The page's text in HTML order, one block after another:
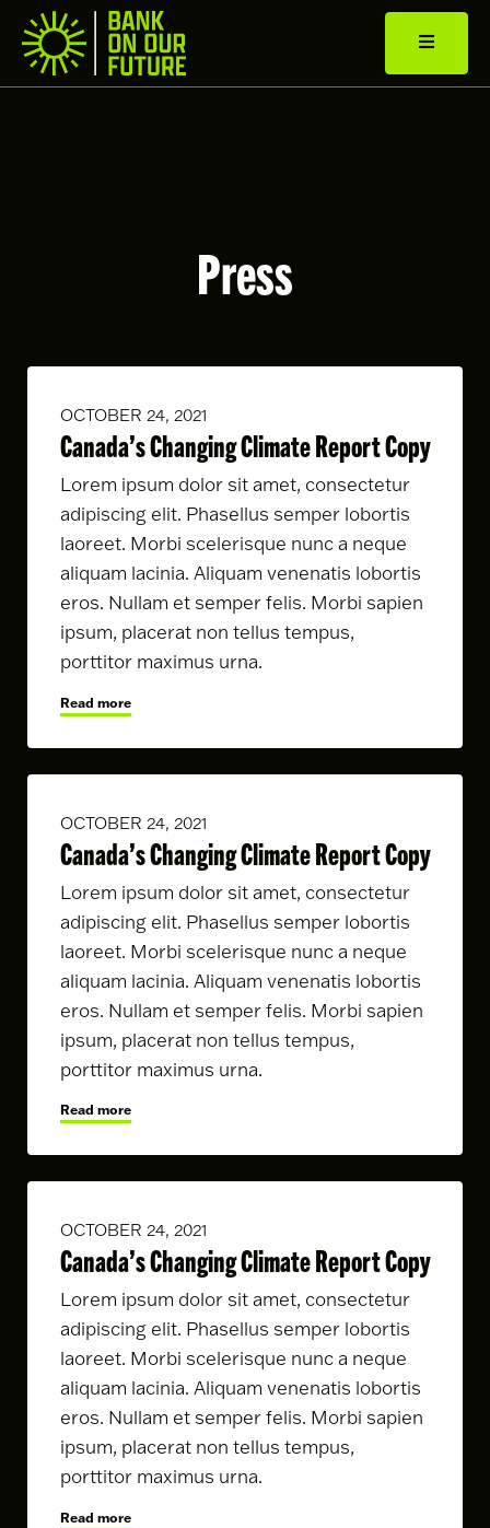
Press
OCTOBER 24, 2021
Canada’s Changing Climate Report Copy
Lorem ipsum dolor sit amet, consectetur
adipiscing elit. Phasellus semper lobortis
laoreet. Morbi scelerisque nunc a neque
aliquam lacinia. Aliquam venenatis lobortis
eros. Nullam et semper felis. Morbi sapien
ipsum, placerat non tellus tempus,
porttitor maximus urna.
Read more
OCTOBER 24, 2021
Canada’s Changing Climate Report Copy
Lorem ipsum dolor sit amet, consectetur
adipiscing elit. Phasellus semper lobortis
laoreet. Morbi scelerisque nunc a neque
aliquam lacinia. Aliquam venenatis lobortis
eros. Nullam et semper felis. Morbi sapien
ipsum, placerat non tellus tempus,
porttitor maximus urna.
Read more
OCTOBER 24, 2021
Canada’s Changing Climate Report Copy
Lorem ipsum dolor sit amet, consectetur
adipiscing elit. Phasellus semper lobortis
laoreet. Morbi scelerisque nunc a neque
aliquam lacinia. Aliquam venenatis lobortis
eros. Nullam et semper felis. Morbi sapien
ipsum, placerat non tellus tempus,
porttitor maximus urna.
Read more